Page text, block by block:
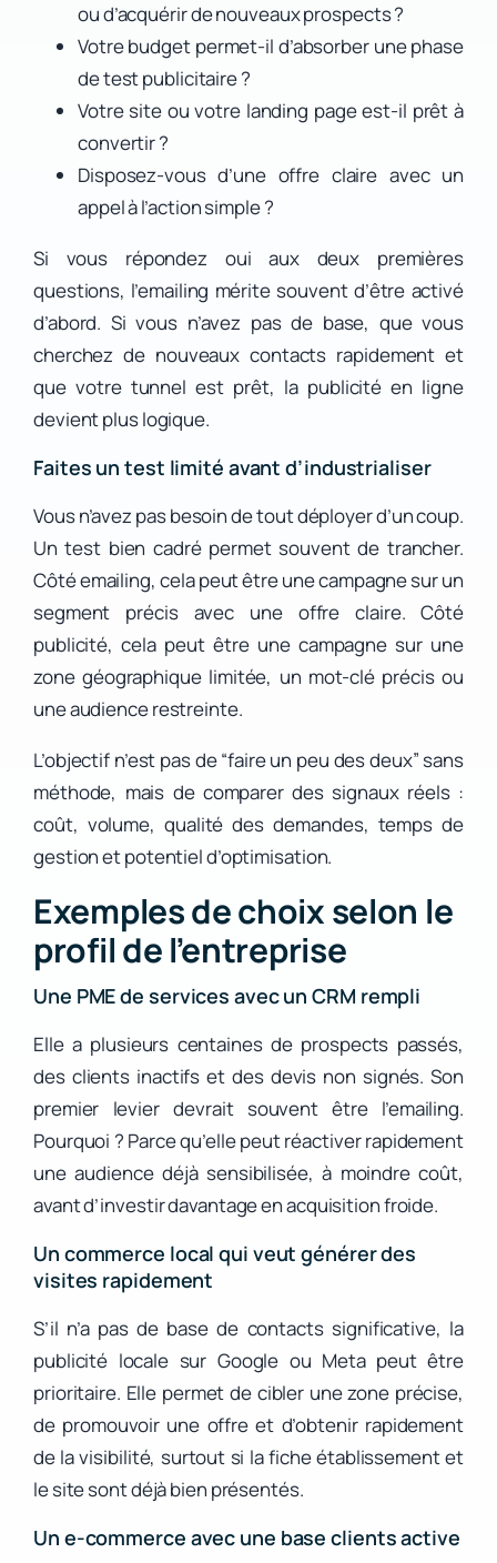
ou d’acquérir de nouveaux prospects ?
Votre budget permet-il d’absorber une phase
de test publicitaire ?
Votre site ou votre landing page est-il prêt à
convertir ?
Disposez-vous d’une offre claire avec un
appel à l’action simple ?
Si vous répondez oui aux deux premières
questions, l’emailing mérite souvent d’être activé
d’abord. Si vous n’avez pas de base, que vous
cherchez de nouveaux contacts rapidement et
que votre tunnel est prêt, la publicité en ligne
devient plus logique.
Faites un test limité avant d’industrialiser
Vous n’avez pas besoin de tout déployer d’un coup.
Un test bien cadré permet souvent de trancher.
Côté emailing, cela peut être une campagne sur un
segment précis avec une offre claire. Côté
publicité, cela peut être une campagne sur une
zone géographique limitée, un mot-clé précis ou
une audience restreinte.
L’objectif n’est pas de “faire un peu des deux” sans
méthode, mais de comparer des signaux réels :
coût, volume, qualité des demandes, temps de
gestion et potentiel d’optimisation.
Exemples de choix selon le
profil de l’entreprise
Une PME de services avec un CRM rempli
Elle a plusieurs centaines de prospects passés,
des clients inactifs et des devis non signés. Son
premier levier devrait souvent être l’emailing.
Pourquoi ? Parce qu’elle peut réactiver rapidement
une audience déjà sensibilisée, à moindre coût,
avant d’investir davantage en acquisition froide.
Un commerce local qui veut générer des
visites rapidement
S’il n’a pas de base de contacts significative, la
publicité locale sur Google ou Meta peut être
prioritaire. Elle permet de cibler une zone précise,
de promouvoir une offre et d’obtenir rapidement
de la visibilité, surtout si la fiche établissement et
le site sont déjà bien présentés.
Un e-commerce avec une base clients active